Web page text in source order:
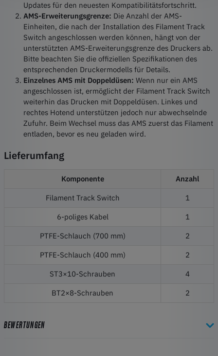
Updates für den neuesten Kompatibilitätsfortschritt.
AMS-Erweiterungsgrenze: Die Anzahl der AMS-
Einheiten, die nach der Installation des Filament Track
Switch angeschlossen werden können, hängt von der
unterstützten AMS-Erweiterungsgrenze des Druckers ab.
Bitte beachten Sie die offiziellen Spezifikationen des
entsprechenden Druckermodells für Details.
Einzelnes AMS mit Doppeldüsen: Wenn nur ein AMS
angeschlossen ist, ermöglicht der Filament Track Switch
weiterhin das Drucken mit Doppeldüsen. Linkes und
rechtes Hotend unterstützen jedoch nur abwechselnde
Zufuhr. Beim Wechsel muss das AMS zuerst das Filament
entladen, bevor es neu geladen wird.
Lieferumfang
Komponente Anzahl
Filament Track Switch 1
6-poliges Kabel 1
PTFE-Schlauch (700 mm) 2
PTFE-Schlauch (400 mm) 2
ST3×10-Schrauben 4
BT2×8-Schrauben 2
BEWERTUNGEN